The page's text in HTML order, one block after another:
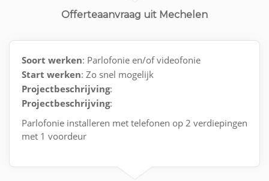
Offerteaanvraag uit Mechelen
Soort werken: Parlofonie en/of videofonie
Start werken: Zo snel mogelijk
Projectbeschrijving:
Projectbeschrijving:
Parlofonie installeren met telefonen op 2 verdiepingen
met 1 voordeur